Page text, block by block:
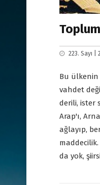
223. Sayı |
Bu ülkenin
vahdet
derili, ister
Arap'ı,
ağlayıp,
da yok,